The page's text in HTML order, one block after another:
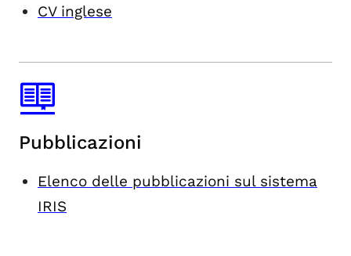
CV inglese
Pubblicazioni
Elenco delle pubblicazioni sul sistema
IRIS